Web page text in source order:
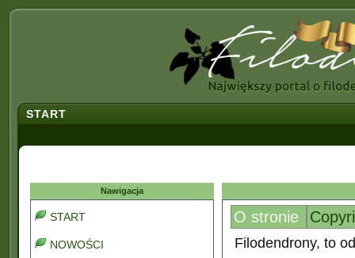
START
Nawigacja
START
NOWOŚCI
O stronie
Filodendrony, to